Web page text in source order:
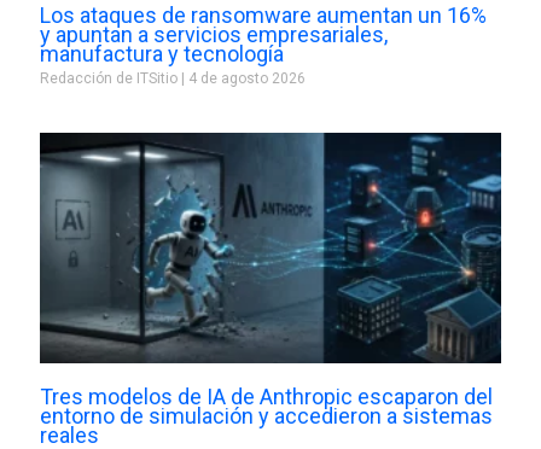
Los ataques de ransomware aumentan un 16%
y apuntan a servicios empresariales,
manufactura y tecnología
Redacción de ITSitio 4 de agosto 2026
Tres modelos de IA de Anthropic escaparon del
entorno de simulación y accedieron a sistemas
reales